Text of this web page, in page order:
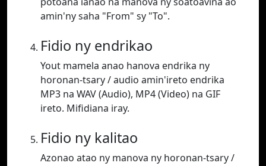
amin'ny saha "From" sy "To".
Fidio ny endrikao
Yout mamela anao hanova endrika ny
horonan-tsary / audio amin'ireto endrika
MP3 na WAV (Audio), MP4 (Video) na GIF
ireto. Mifidiana iray.
Fidio ny kalitao
Azonao atao ny manova ny horonan-tsary /